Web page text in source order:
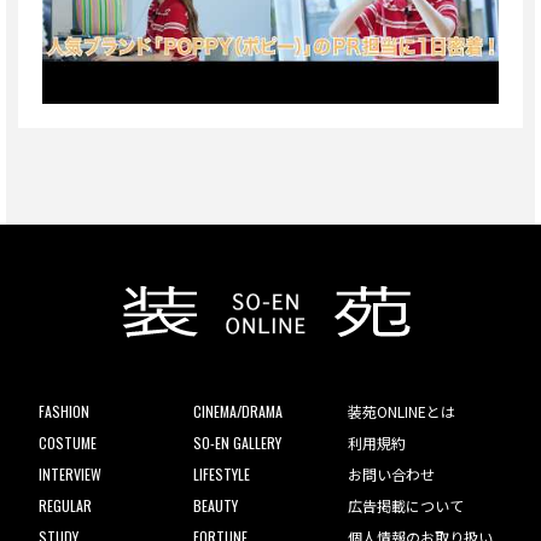
FASHION
COSTUME
INTERVIEW
REGULAR
STUDY
CINEMA/DRAMA
SO-EN GALLERY
LIFESTYLE
BEAUTY
FORTUNE
装苑ONLINEとは
利用規約
お問い合わせ
広告掲載について
個人情報のお取り扱い